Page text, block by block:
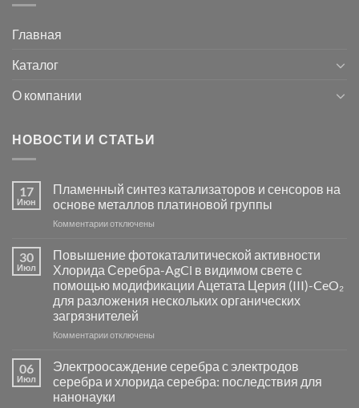
Главная
Каталог
О компании
НОВОСТИ И СТАТЬИ
17
Июн
Пламенный синтез катализаторов и сенсоров на
основе металлов платиновой группы
Комментариик
Пламенный
синтез
катализаторов
и
сенсоров
на
основе
группы
отключены
30
Июл
Повышение фотокаталитической активности
Хлорида Серебра-AgCl в видимом свете с
помощью модификации Ацетата Церия (III)-CeO₂
для разложения нескольких органических
загрязнителей
Комментариик
фотокаталитической
активности
Хлорида
отключены
06
Июл
Электроосаждение серебра с электродов
серебра и хлорида серебра: последствия для
нанонауки